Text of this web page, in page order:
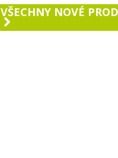
VŠECHNY NOVÉ